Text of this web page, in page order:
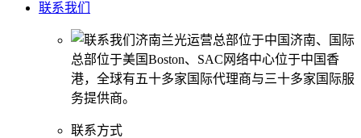
联系我们
济南兰光运营总部位于中国济南、国际
总部位于美国Boston、SAC网络中心位于中国香
港，全球有五十多家国际代理商与三十多家国际服
务提供商。
联系方式